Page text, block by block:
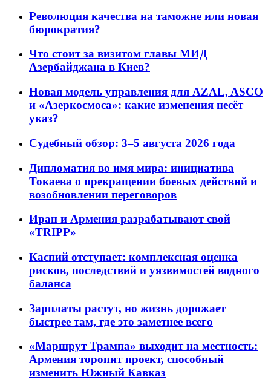
Революция качества на таможне или новая
бюрократия?
Что стоит за визитом главы МИД
Азербайджана в Киев?
Новая модель управления для AZAL, ASCO
и «Азеркосмоса»: какие изменения несёт
указ?
Судебный обзор: 3–5 августа 2026 года
Дипломатия во имя мира: инициатива
Токаева о прекращении боевых действий и
возобновлении переговоров
Иран и Армения разрабатывают свой
«TRIPP»
Каспий отступает: комплексная оценка
рисков, последствий и уязвимостей водного
баланса
Зарплаты растут, но жизнь дорожает
быстрее там, где это заметнее всего
«Маршрут Трампа» выходит на местность:
Армения торопит проект, способный
изменить Южный Кавказ